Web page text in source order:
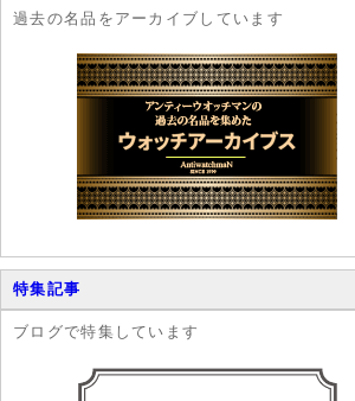
過去の名品をアーカイブしています
特集記事
ブログで特集しています